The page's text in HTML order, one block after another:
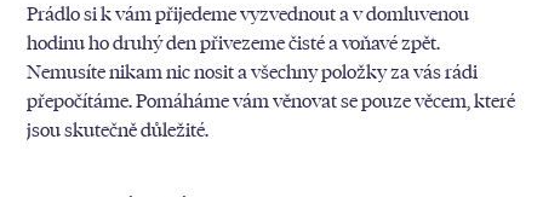
Prádlo si k vám přijedeme vyzvednout a v domluvenou
hodinu ho druhý den přivezeme čisté a voňavé zpět.
Nemusíte nikam nic nosit a všechny položky za vás rádi
přepočítáme. Pomáháme vám věnovat se pouze věcem, které
jsou skutečně důležité.